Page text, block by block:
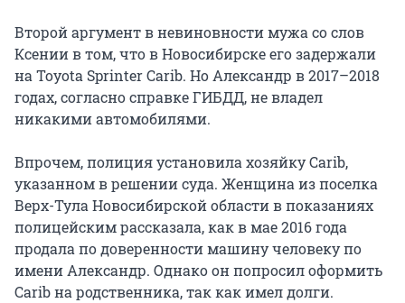
Второй аргумент в невиновности мужа со слов
Ксении в том, что в Новосибирске его задержали
на Toyota Sprinter Carib. Но Александр в 2017–2018
годах, согласно справке ГИБДД, не владел
никакими автомобилями.
Впрочем, полиция установила хозяйку Carib,
указанном в решении суда. Женщина из поселка
Верх-Тула Новосибирской области в показаниях
полицейским рассказала, как в мае 2016 года
продала по доверенности машину человеку по
имени Александр. Однако он попросил оформить
Carib на родственника, так как имел долги.